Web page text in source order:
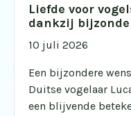
Liefde voor
dankzij
10 juli 2026
Een bijzondere
Duitse vogelaar
een blijvende